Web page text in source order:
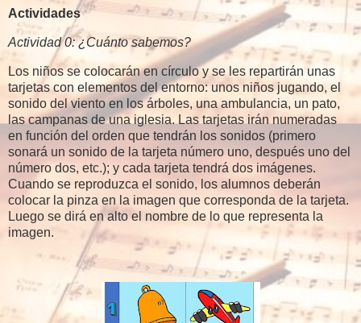
Actividades
Actividad 0: ¿Cuánto sabemos?
Los niños se colocarán en círculo y se les repartirán unas
tarjetas con elementos del entorno: unos niños jugando, el
sonido del viento en los árboles, una ambulancia, un pato,
las campanas de una iglesia. Las tarjetas irán numeradas
en función del orden que tendrán los sonidos (primero
sonará un sonido de la tarjeta número uno, después uno del
número dos, etc.); y cada tarjeta tendrá dos imágenes.
Cuando se reproduzca el sonido, los alumnos deberán
colocar la pinza en la imagen que corresponda de la tarjeta.
Luego se dirá en alto el nombre de lo que representa la
imagen.